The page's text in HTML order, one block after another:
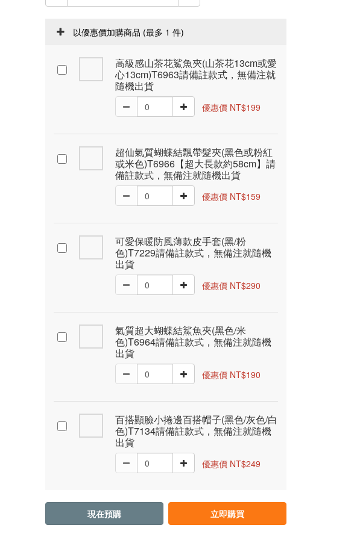
以優惠價加購商品 (最多 1 件)
高級感山茶花鯊魚夾(山茶花13cm或愛
心13cm)T6963請備註款式，無備注就
隨機出貨
優惠價 NT$199
超仙氣質蝴蝶結飄帶髮夾(黑色或粉紅
或米色)T6966【超大長款約58cm】請
備註款式，無備注就隨機出貨
優惠價 NT$159
可愛保暖防風薄款皮手套(黑/粉
色)T7229請備註款式，無備注就隨機
出貨
優惠價 NT$290
氣質超大蝴蝶結鯊魚夾(黑色/米
色)T6964請備註款式，無備注就隨機
出貨
優惠價 NT$190
百搭顯臉小捲邊百搭帽子(黑色/灰色/白
色)T7134請備註款式，無備注就隨機
出貨
優惠價 NT$249
現在預購 立即購買